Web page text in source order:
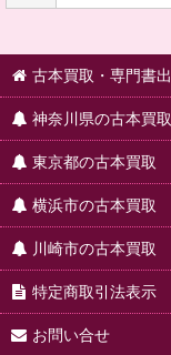
古本買取・専門書
神奈川県の古本買取
東京都の古本買取
横浜市の古本買取
川崎市の古本買取
特定商取引法表示
お問い合せ